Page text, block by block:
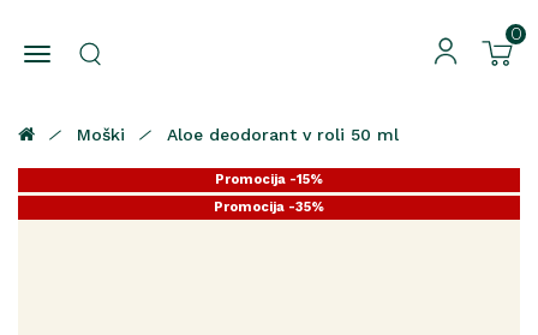
0
Moški Aloe deodorant v roli 50 ml
Promocija -15%
Promocija -25%
Promocija -35%